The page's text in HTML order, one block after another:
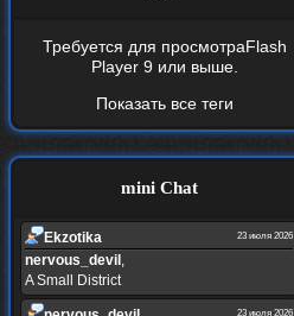
Требуется для просмотраFlash
Player 9 или выше.
Показать все теги
mini Chat
Ekzotika 23 июля 2026
nеrvous_dеvil ,
A Small District
23 июля 2026